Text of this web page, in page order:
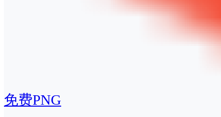
免费PNG